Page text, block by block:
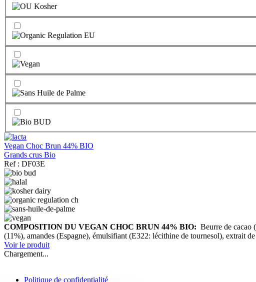
Vegan Choc Brun 44% BIO
Grands crus Bio
Ref : DF03E
COMPOSITION DU VEGAN CHOC BRUN 44% BIO: Beurre de cacao
(11%), amandes (Espagne), émulsifiant (E322: lécithine de tournesol), extrait
Voir le produit
Chargement...
Politique de confidentialité